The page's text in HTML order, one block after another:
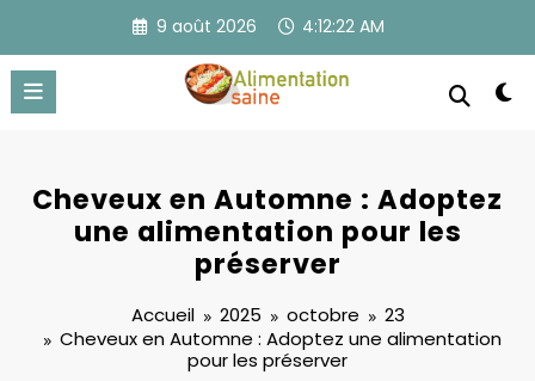
contenu
9 août 2026 4:12:23 AM
Cheveux en Automne : Adoptez
une alimentation pour les
préserver
Accueil 2025 octobre
23
Cheveux en Automne : Adoptez une alimentation
pour les préserver